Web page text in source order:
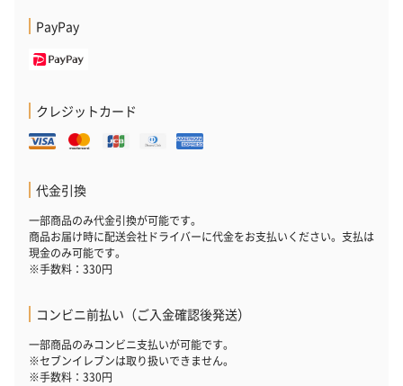
PayPay
クレジットカード
代金引換
一部商品のみ代金引換が可能です。
商品お届け時に配送会社ドライバーに代金をお支払いください。支払は
現金のみ可能です。
※手数料：330円
コンビニ前払い（ご入金確認後発送）
一部商品のみコンビニ支払いが可能です。
※セブンイレブンは取り扱いできません。
※手数料：330円